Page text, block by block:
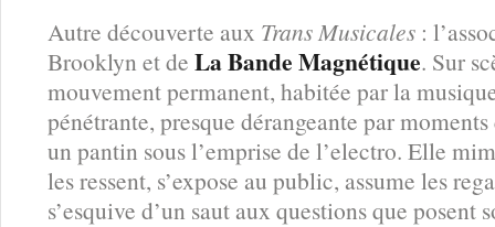
Autre découverte aux Trans Musicales :
Brooklyn et de La Bande Magnétique. Sur
mouvement permanent, habitée par la
pénétrante, presque dérangeante par
un pantin sous l’emprise de l’electro. Elle
les ressent, s’expose au public, assume les
s’esquive d’un saut aux questions que